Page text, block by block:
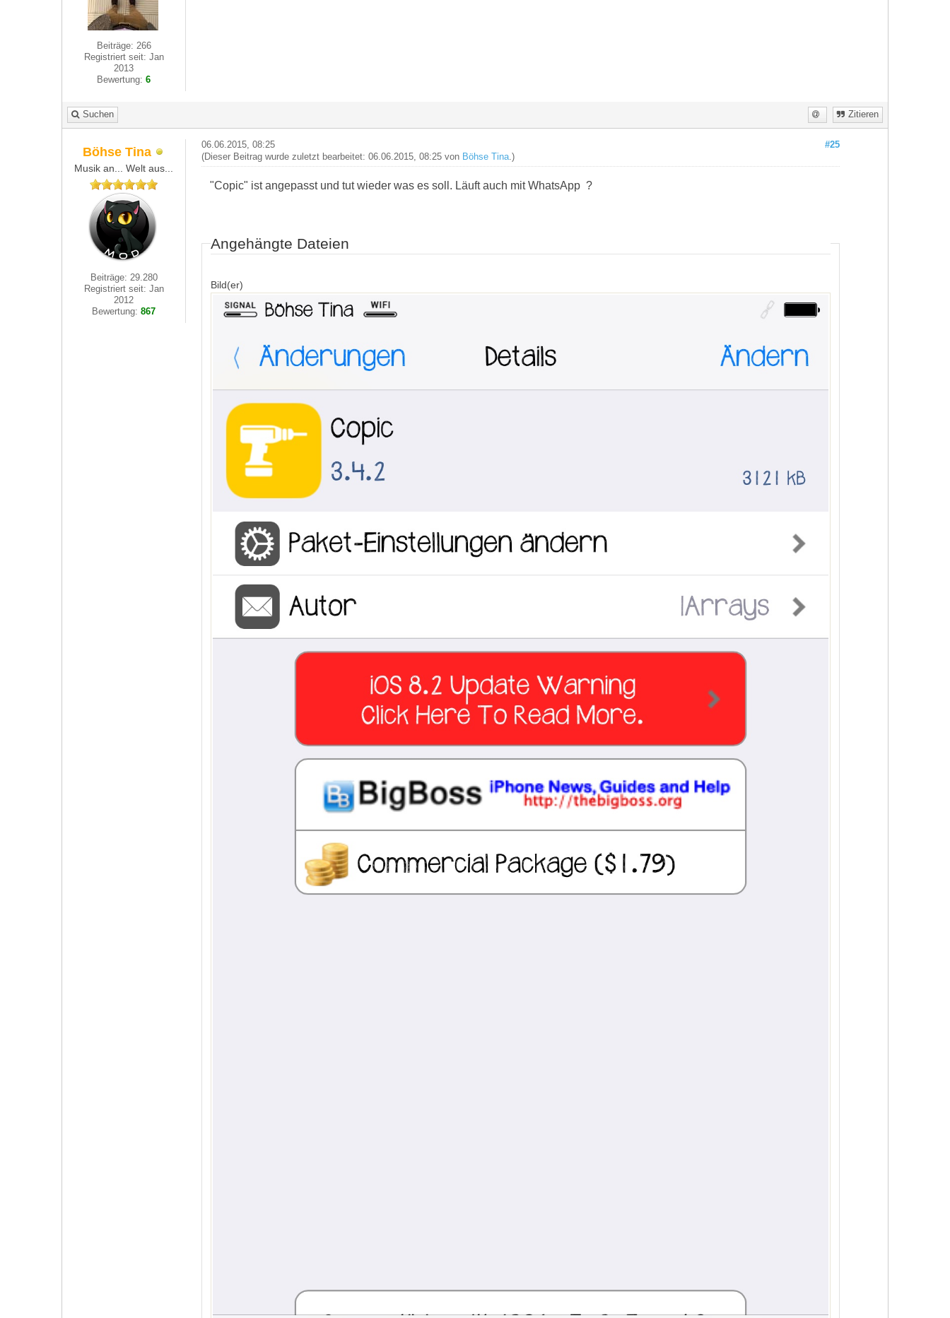
Beiträge: 266
Registriert seit: Jan
2013
Bewertung:6
Suchen Zitieren
Böhse Tina
Musik an... Welt aus...
Beiträge: 29.280
Registriert seit: Jan
2012
Bewertung:867
#25
06.06.2015, 08:25
(Dieser Beitrag wurde zuletzt bearbeitet: 06.06.2015, 08:25 von Böhse Tina.)
"Copic" ist angepasst und tut wieder was es soll. Läuft auch mit WhatsApp ?
Angehängte Dateien
Bild(er)